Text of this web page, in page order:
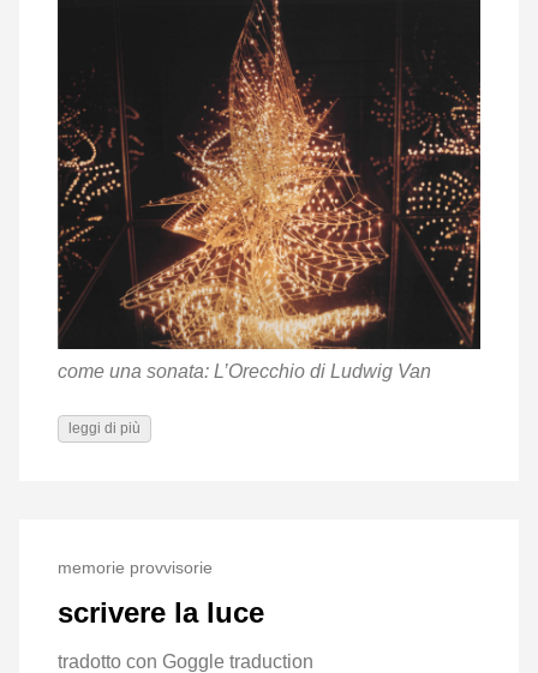
come una sonata: L’Orecchio di Ludwig Van
leggi di più
memorie provvisorie
scrivere la luce
tradotto con Goggle traduction